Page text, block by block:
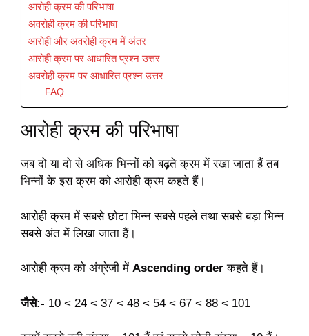
आरोही क्रम की परिभाषा
अवरोही क्रम की परिभाषा
आरोही और अवरोही क्रम में अंतर
आरोही क्रम पर आधारित प्रश्न उत्तर
अवरोही क्रम पर आधारित प्रश्न उत्तर
FAQ
आरोही क्रम की परिभाषा
जब दो या दो से अधिक भिन्नों को बढ़ते क्रम में रखा जाता हैं तब
भिन्नों के इस क्रम को आरोही क्रम कहते हैं।
आरोही क्रम में सबसे छोटा भिन्न सबसे पहले तथा सबसे बड़ा भिन्न
सबसे अंत में लिखा जाता हैं।
आरोही क्रम को अंग्रेजी में Ascending order कहते हैं।
जैसे:- 10 < 24 < 37 < 48 < 54 < 67 < 88 < 101